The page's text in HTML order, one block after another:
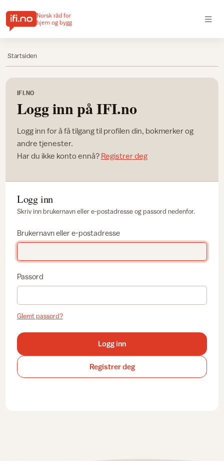
Norsk råd for
hjem og bygg
Startsiden
IFI.NO
Logg inn på IFI.no
Logg inn for å få tilgang til profilen din, bokmerker og
andre tjenester.
Har du ikke konto ennå? Registrer deg
Logg inn
Skriv inn brukernavn eller e-postadresse og passord nedenfor.
Brukernavn eller e-postadresse
Passord
Glemt passord?
Logg inn
Registrer deg